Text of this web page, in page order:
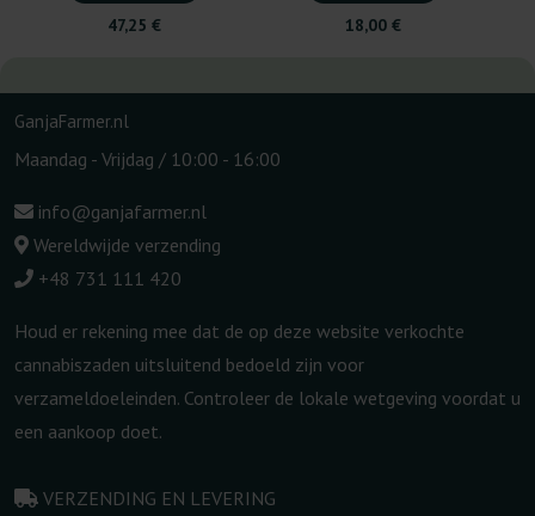
47,25 €
18,00 €
GanjaFarmer.nl
Maandag - Vrijdag / 10:00 - 16:00
info@ganjafarmer.nl
Wereldwijde verzending
+48 731 111 420
Houd er rekening mee dat de op deze website verkochte
cannabiszaden uitsluitend bedoeld zijn voor
verzameldoeleinden. Controleer de lokale wetgeving voordat u
een aankoop doet.
VERZENDING EN LEVERING